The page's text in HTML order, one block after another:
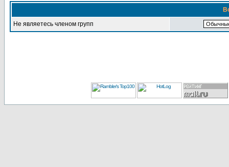
Не являетесь членом групп